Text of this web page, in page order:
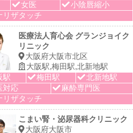
女医
小陰唇縮小
リザタッチ
医療法人育心会 グランジョイク
リニック
大阪府大阪市北区
大阪駅,梅田駅,北新地駅
駅
梅田駅
北新地駅
対応
麻酔専門医
リザタッチ
こまい腎・泌尿器科クリニック
大阪府大阪市